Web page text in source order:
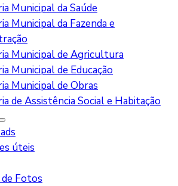
Municipal da Saúde
Municipal da Fazenda e
Municipal de Agricultura
Municipal de Educação
Municipal de Obras
de Assistência Social e Habitação
úteis
Fotos